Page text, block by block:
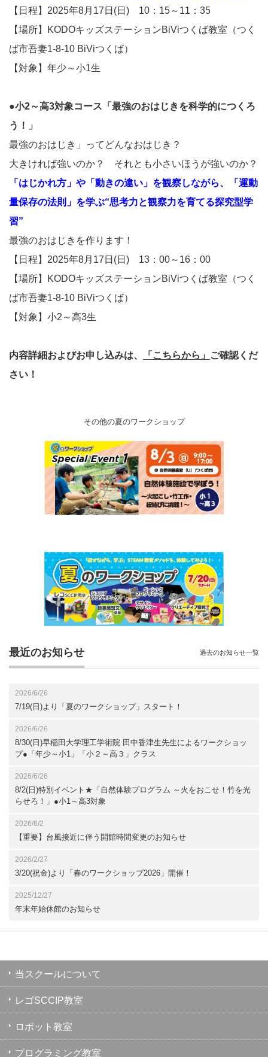
【日程】2025年8月17日(日) 10：15～11：35
【場所】KODOキッズステーションBiViつくば教室（つく
ば市吾妻1-8-10 BiViつくば）
【対象】年少～小1生
●小2～高3対象コース「最強のおはじきを科学的につくろ
う！」
最強のおはじき」ってどんなおはじき？
大きければ強いのか？ それとも小さいほうが強いのか？
「はじかれ方」や「動きの違い」を観察しながら、「運動
量保存の法則」を学ぶ“思考力と観察力を育てる探究型学
習”
最強のおはじきを作ります！
【日程】2025年8月17日(日) 13：00～16：00
【場所】KODOキッズステーションBiViつくば教室（つく
ば市吾妻1-8-10 BiViつくば）
【対象】小2～高3生
内容詳細およびお申し込みは、 「こちらから」
ご確認くだ
さい！
その他の夏のワークショップ
最近のお知らせ
2026/6/26
7/19(日)より「夏のワークショップ」スタート！
2026/6/26
8/30(日)早稲田大学理工学術院 田中香津生先生によるワークショッ
プ●「年少～小1」「小２～高３」クラス
2026/6/26
8/2(日)特別イベント★「自然体験プログラム ～火をおこせ！竹を光
らせろ！」●小1～高3対象
2026/6/2
【重要】台風接近に伴う開館時間変更のお知らせ
2026/2/27
3/20(祝金)より「春のワークショップ2026」開催！
2025/12/27
年末年始休館のお知らせ
過去のお知らせ一覧
当スクールについて
レゴSCCIP教室
ロボット教室
プログラミング教室